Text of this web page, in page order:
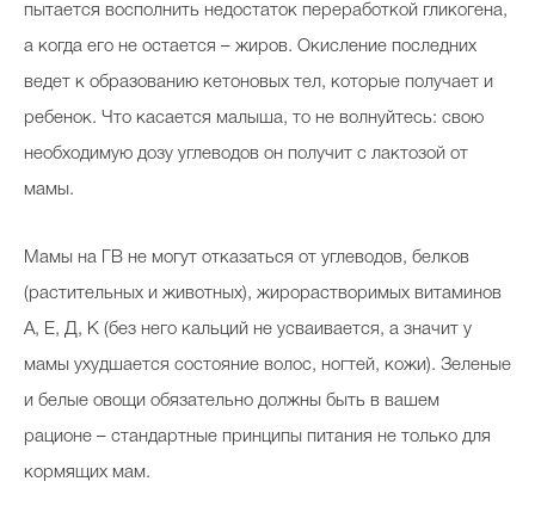
пытается восполнить недостаток переработкой гликогена,
а когда его не остается – жиров. Окисление последних
ведет к образованию кетоновых тел, которые получает и
ребенок. Что касается малыша, то не волнуйтесь: свою
необходимую дозу углеводов он получит с лактозой от
мамы.
Мамы на ГВ не могут отказаться от углеводов, белков
(растительных и животных), жирорастворимых витаминов
А, Е, Д, К (без него кальций не усваивается, а значит у
мамы ухудшается состояние волос, ногтей, кожи). Зеленые
и белые овощи обязательно должны быть в вашем
рационе – стандартные принципы питания не только для
кормящих мам.